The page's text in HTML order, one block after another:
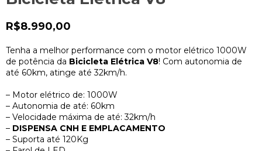
R$8.990,00
Tenha a melhor performance com o motor elétrico 1000W
de potência da Bicicleta Elétrica V8! Com autonomia de
até 60km, atinge até 32km/h.
– Motor elétrico de: 1000W
– Autonomia de até: 60km
– Velocidade máxima de até: 32km/h
– DISPENSA CNH E EMPLACAMENTO
– Suporta até 120Kg